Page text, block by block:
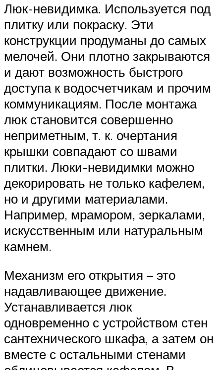
Люк-невидимка. Используется под
плитку или покраску. Эти
конструкции продуманы до самых
мелочей. Они плотно закрываются
и дают возможность быстрого
доступа к водосчетчикам и прочим
коммуникациям. После монтажа
люк становится совершенно
неприметным, т. к. очертания
крышки совпадают со швами
плитки. Люки-невидимки можно
декорировать не только кафелем,
но и другими материалами.
Например, мрамором, зеркалами,
искусственным или натуральным
камнем.
Механизм его открытия – это
надавливающее движение.
Устанавливается люк
одновременно с устройством стен
сантехнического шкафа, а затем он
вместе с остальными стенами